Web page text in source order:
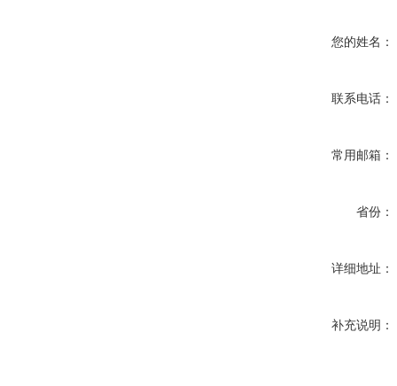
您的姓名：
联系电话：
常用邮箱：
省份：
详细地址：
补充说明：